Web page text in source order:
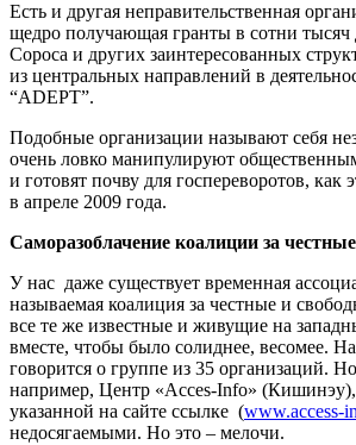
Есть и другая неправительственная
щедро получающая гранты в сотни тысяч
Сороса и других заинтересованных
из центральных направлений в
“ADEPT”.
Подобные организации называют себя
очень ловко манипулируют
и готовят почву для госпереворотов,
в апреле 2009 года.
Саморазоблачение коалиции за
У нас даже существует временная
называемая коалиция за честные и
все те же известные и живущие на
вместе, чтобы было солиднее, весомее.
говорится о группе из 35 организаций.
например, Центр «Acces-Info»
указанной на сайте ссылке (www.access-
недосягаемыми. Но это – мелочи.